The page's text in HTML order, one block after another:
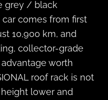
grey / black
comes from first
10,900 km, and
collector-grade
worth
roof rack is not
lower and